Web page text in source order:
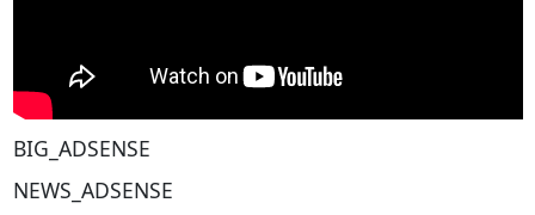
BIG_ADSENSE
NEWS_ADSENSE